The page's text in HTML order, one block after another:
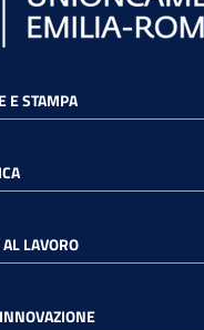
E STAMPA
LAVORO